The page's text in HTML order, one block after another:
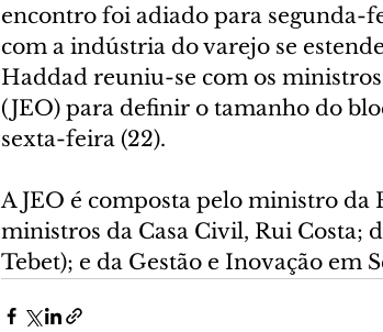
encontro foi adiado para segunda-
com a indústria do varejo se
Haddad reuniu-se com os
(JEO) para definir o tamanho do
sexta-feira (22).
A JEO é composta pelo ministro da
ministros da Casa Civil, Rui Costa;
Tebet); e da Gestão e Inovação em